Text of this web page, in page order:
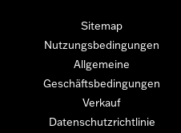
Sitemap
Nutzungsbedingungen
Allgemeine
Geschäftsbedingungen
Verkauf
Datenschutzrichtlinie